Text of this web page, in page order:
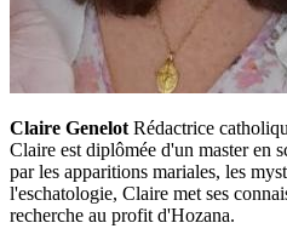
Claire Genelot Rédactrice
Claire est diplômée d'un master en
par les apparitions mariales, les
l'eschatologie, Claire met ses
recherche au profit d'Hozana.